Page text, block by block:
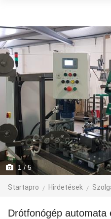
1 / 5
Startapro Hirdetések
drótfonógép automata